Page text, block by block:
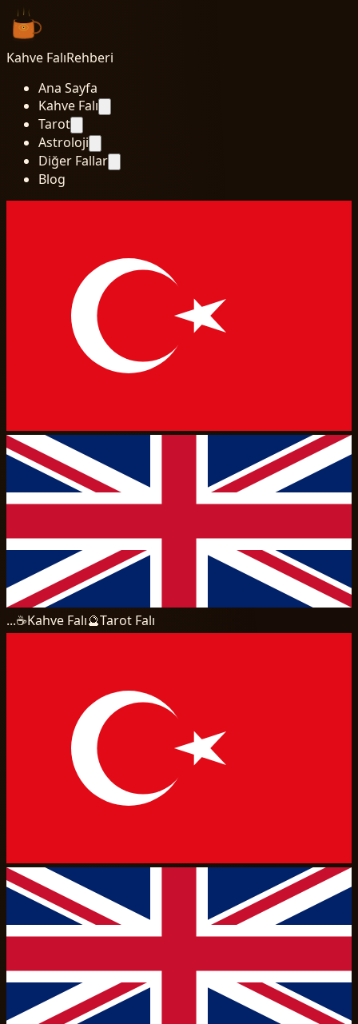
Kahve FalıRehberi
Ana Sayfa
Kahve Falı
Tarot
Astroloji
Diğer Fallar
Blog
...☕Kahve Falı🔮Tarot Falı